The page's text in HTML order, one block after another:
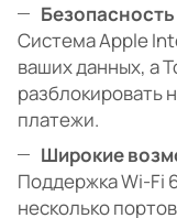
Система Apple
ваших данных, а
разблокировать
платежи.
Широкие
Поддержка Wi-Fi
несколько